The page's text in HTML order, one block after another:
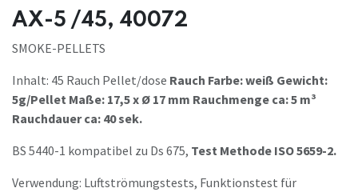
AX-5 /45, 40072
SMOKE-PELLETS
Inhalt: 45 Rauch Pellet/dose Rauch Farbe: weiß Gewicht:
5g/Pellet Maße: 17,5 x Ø 17 mm Rauchmenge ca: 5 m³
Rauchdauer ca: 40 sek.
BS 5440-1 kompatibel zu Ds 675, Test Methode ISO 5659-2.
Verwendung: Luftströmungstests, Funktionstest für